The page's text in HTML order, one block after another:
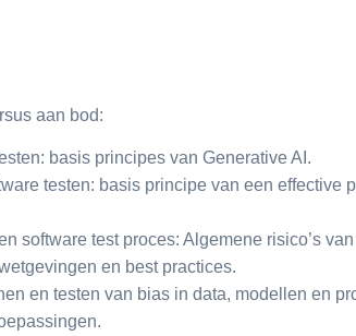
aan bod:
basis principes van Generative AI.
testen: basis principe van een
software test proces: Algemene risico’s
en best practices.
en testen van bias in data, modellen en